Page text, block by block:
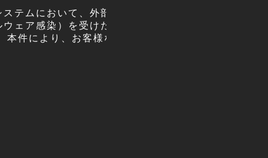
テムにおいて、外部から
ェア感染）を受けたこと
本件により、お客様ならび